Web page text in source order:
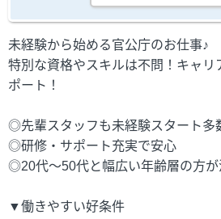
未経験から始める官公庁のお仕事♪
特別な資格やスキルは不問！キャリ
ポート！
◎先輩スタッフも未経験スタート多
◎研修・サポート充実で安心
◎20代～50代と幅広い年齢層の方が
▼働きやすい好条件